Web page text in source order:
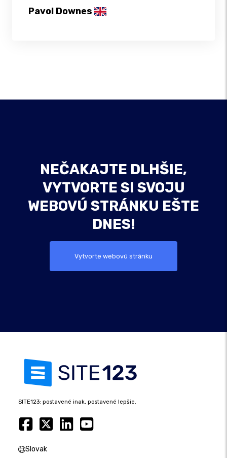
Pavol Downes
NEČAKAJTE DLHŠIE,
VYTVORTE SI SVOJU
WEBOVÚ STRÁNKU EŠTE
DNES!
Vytvorte webovú stránku
SITE123: postavené inak, postavené lepšie.
Slovak